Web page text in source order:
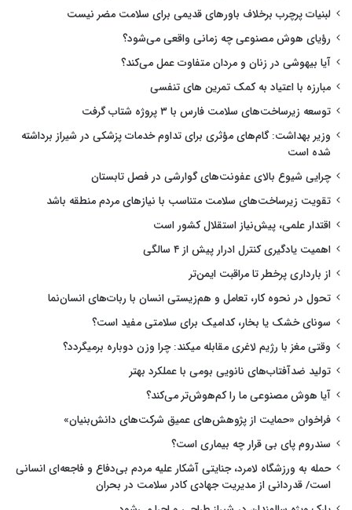
لبنیات پرچرب برخلاف باورهای قدیمی برای سلامت مضر نیست
رؤیای هوش مصنوعی چه زمانی واقعی می‌شود؟
آیا بیهوشی در زنان و مردان متفاوت عمل می‌کند؟
مبارزه با اعتیاد به کمک تمرین های تنفسی
توسعه زیرساخت‌های سلامت فارس با ۳ پروژه شتاب گرفت
وزیر بهداشت: گام‌های مؤثری برای تداوم خدمات پزشکی در شیراز برداشته
شده است
چرایی شیوع بالای عفونت‌های گوارشی در فصل تابستان
تقویت زیرساخت‌های سلامت متناسب با نیازهای مردم منطقه باشد
اقتدار علمی، پیش‌نیاز استقلال کشور است
اهمیت یادگیری کنترل ادرار پیش از ۴ سالگی
از بارداری پرخطر تا مراقبت ایمن‌تر
تحول در نحوه کار، تعامل و هم‌زیستی انسان با ربات‌های انسان‌نما
سونای خشک یا بخار، کدامیک برای سلامتی مفید است؟
وقتی مغز با رژیم لاغری مقابله میکند: چرا وزن دوباره برمیگردد؟
تولید ضدآفتاب‌های نانویی بومی با عملکرد بهتر
آیا هوش مصنوعی ما را کم‌هوش‌تر می‌کند؟
فراخوان «حمایت از پژوهش‌های عمیق شرکت‌های دانش‌بنیان»
سندروم پای بی قرار چه بیماری است؟
حمله به ورزشگاه لامرد، جنایتی آشکار علیه مردم بی‌دفاع و فاجعه‌ای انسانی
است/ قدردانی از مدیریت جهادی کادر سلامت در بحران